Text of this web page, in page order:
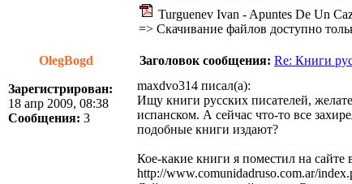
Turguenev Ivan - Apuntes De Un
=> Скачивание файлов доступно
OlegBogd Заголовок сообщения: Re: Книги
Зарегистрирован:
18 апр 2009, 08:38
Сообщения: 3
maxdvo314 писал(а):
Ищу книги русских писателей,
испанском. А сейчас что-то все
подобные книги издают?
Кое-какие книги я поместил на
http://www.comunidadruso.com.ar/